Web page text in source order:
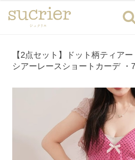
【2点セット】ドット柄ティア
シアーレースショートカーデ ・